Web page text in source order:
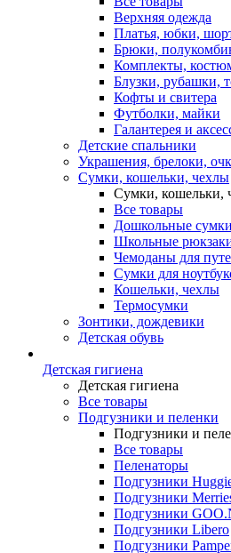
Верхняя одежда
Платья, юбки,
Брюки,
Комплекты,
Блузки, рубашки,
Кофты и свитера
Футболки, майки
Галантерея и
Детские спальники
Украшения, брелоки,
Сумки, кошельки, чехлы
Сумки, кошельки,
Все товары
Дошкольные сумки
Школьные
Чемоданы для
Сумки для
Кошельки, чехлы
Термосумки
Зонтики, дождевики
Детская обувь
Детская гигиена
Детская гигиена
Все товары
Подгузники и пеленки
Подгузники и
Все товары
Пеленаторы
Подгузники
Подгузники
Подгузники
Подгузники Libero
Подгузники